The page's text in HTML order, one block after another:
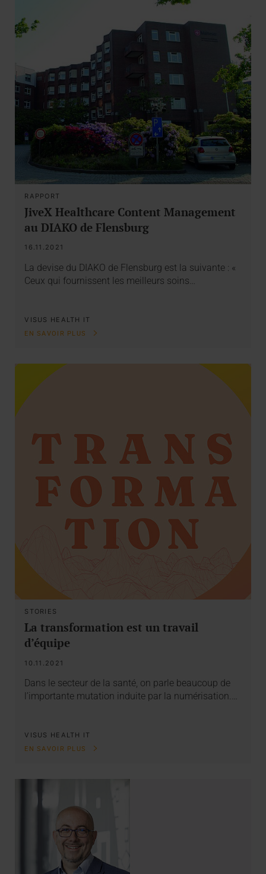
RAPPORT
JiveX Healthcare Content Management
au DIAKO de Flensburg
16.11.2021
La devise du DIAKO de Flensburg est la suivante : «
Ceux qui fournissent les meilleurs soins…
VISUS HEALTH IT
EN SAVOIR PLUS
STORIES
La transformation est un travail
d’équipe
10.11.2021
Dans le secteur de la santé, on parle beaucoup de
l’importante mutation induite par la numérisation.…
VISUS HEALTH IT
EN SAVOIR PLUS